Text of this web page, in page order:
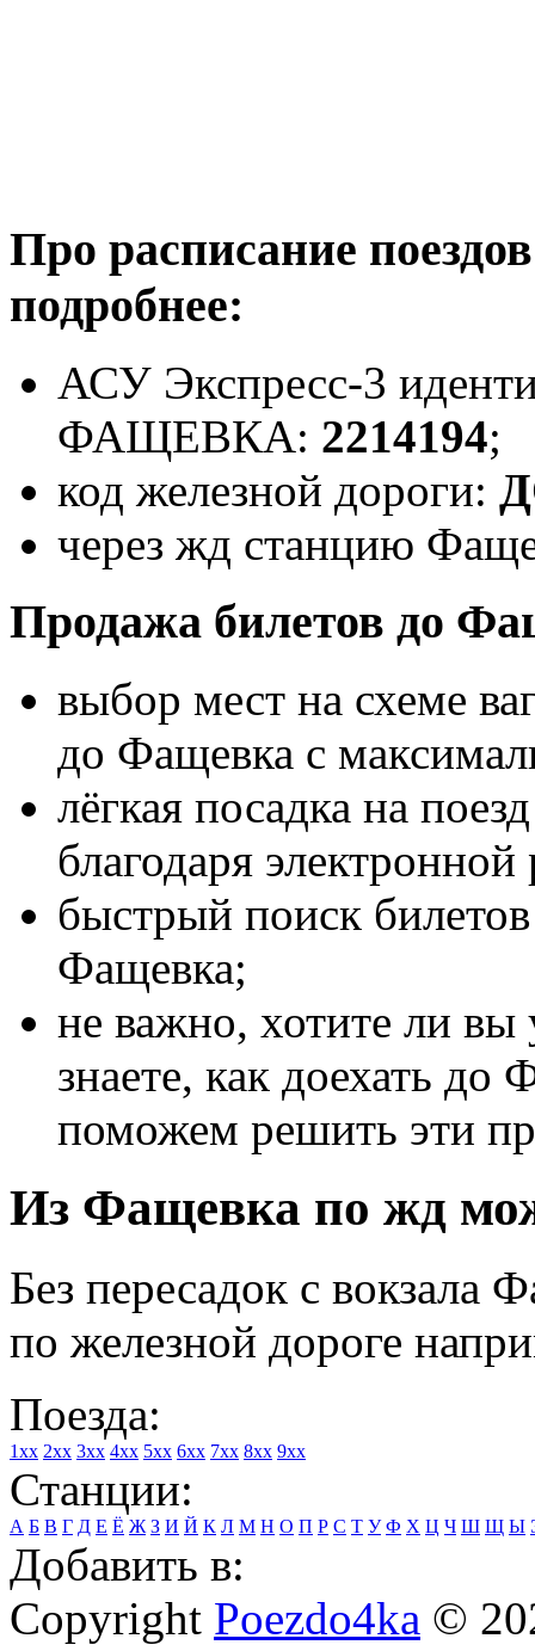
Про расписание
подробнее:
АСУ Экспресс-3
ФАЩЕВКА: 2214194;
код железной дороги:
через жд станцию
Продажа билетов до
выбор мест на схеме
до Фащевка с
лёгкая посадка на
благодаря
быстрый поиск
Фащевка;
не важно, хотите ли вы
знаете, как доехать
поможем решить эти
Из Фащевка по жд
Без пересадок с вокзала
по железной дороге
Поезда:
1xx 2xx 3xx 4xx 5xx 6xx 7xx 8xx 9xx
Станции:
А Б В Г Д Е Ё Ж З И Й К Л М Н О П Р С Т У Ф Х Ц Ч Ш Щ Ы
Добавить в:
Copyright Poezdo4ka ©